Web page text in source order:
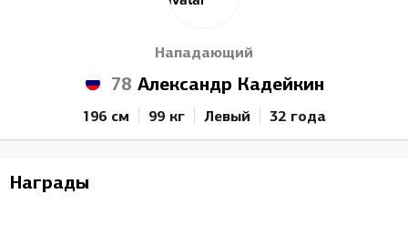
Нападающий
78 Александр Кадейкин
196 см 99 кг Левый 32 года
Награды